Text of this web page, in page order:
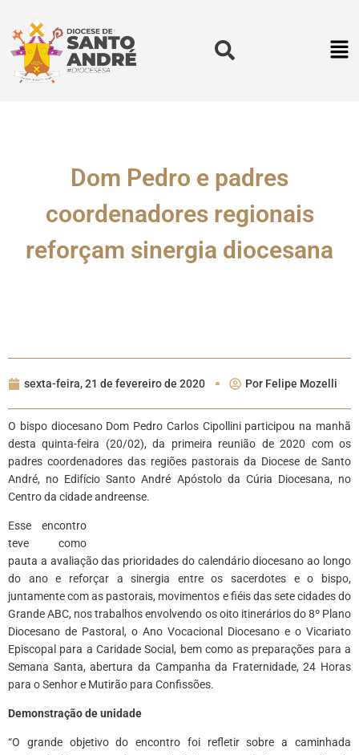
Dom Pedro e padres
coordenadores regionais
reforçam sinergia diocesana
sexta-feira, 21 de fevereiro de 2020 Por Felipe Mozelli
O bispo diocesano Dom Pedro Carlos Cipollini participou na manhã
desta quinta-feira (20/02), da primeira reunião de 2020 com os
padres coordenadores das regiões pastorais da Diocese de Santo
André, no Edifício Santo André Apóstolo da Cúria Diocesana, no
Centro da cidade andreense.
Esse encontro
teve como
pauta a avaliação das prioridades do calendário diocesano ao longo
do ano e reforçar a sinergia entre os sacerdotes e o bispo,
juntamente com as pastorais, movimentos e fiéis das sete cidades do
Grande ABC, nos trabalhos envolvendo os oito itinerários do 8º Plano
Diocesano de Pastoral, o Ano Vocacional Diocesano e o Vicariato
Episcopal para a Caridade Social, bem como as preparações para a
Semana Santa, abertura da Campanha da Fraternidade, 24 Horas
para o Senhor e Mutirão para Confissões.
Demonstração de unidade
“O grande objetivo do encontro foi refletir sobre a caminhada